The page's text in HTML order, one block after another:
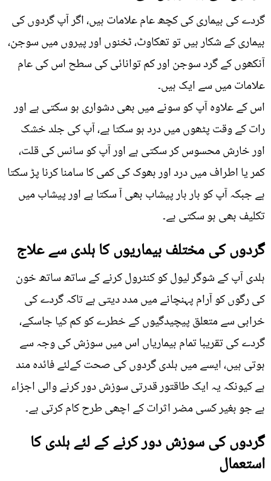
گردے کی بیماری کی کچھ عام علامات ہیں، اگر آپ گردوں کی
بیماری کے شکار ہیں تو تھکاوٹ، ٹخنوں اور پیروں میں سوجن،
آنکھوں کے گرد سوجن اور کم توانائی کی سطح اس کی عام
علامات میں سے ایک ہیں۔
اس کے علاوہ آپ کو سونے میں بھی دشواری ہو سکتی ہے اور
رات کے وقت پٹھوں میں درد ہو سکتا ہے، آپ کی جلد خشک
اور خارش محسوس کر سکتی ہے اور آپ کو سانس کی قلت،
کمر یا اطراف میں درد اور بھوک کی کمی کا سامنا کرنا پڑ سکتا
ہے جبکہ آپ کو بار بار پیشاب بھی آ سکتا ہے اور پیشاب میں
تکلیف بھی ہو سکتی ہے۔
گردوں کی مختلف بیماریوں کا ہلدی سے علاج
ہلدی آپ کے شوگر لیول کو کنٹرول کرنے کے ساتھ ساتھ خون
کی رگوں کو آرام پہنچانے میں مدد دیتی ہے تاکہ گردے کی
خرابی سے متعلق پیچیدگیوں کے خطرے کو کم کیا جاسکے،
گردے کی تقریبا تمام بیماریاں اس میں سوزش کی وجہ سے
ہوتی ہیں، ایسے میں ہلدی گردوں کی صحت کےلئے فائدہ مند
ہے کیونکہ یہ ایک طاقتور قدرتی سوزش دور کرنے والی اجزاء
ہے جو بغیر کسی مضر اثرات کے اچھی طرح کام کرتی ہے۔
گردوں کی سوزش دور کرنے کے لئے ہلدی کا
استعمال